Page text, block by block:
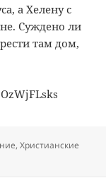
а Хелену с
Суждено ли
там дом,
,Христианские